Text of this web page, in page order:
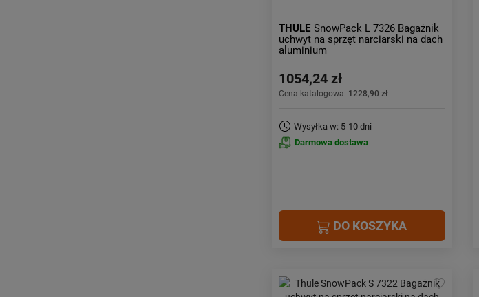
THULE SnowPack L 7326 Bagażnik
uchwyt na sprzęt narciarski na dach
aluminium
1054,24 zł
Cena katalogowa: 1228,90 zł
Wysyłka w: 5-10 dni
Darmowa dostawa
DO KOSZYKA